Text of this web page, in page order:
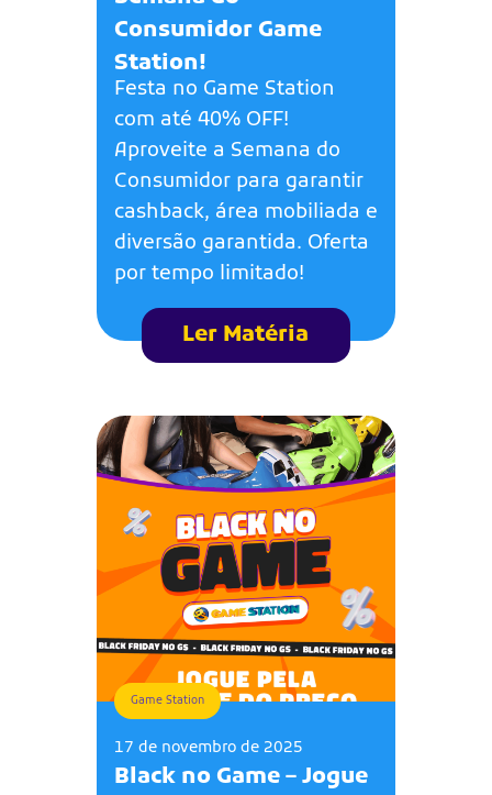
Consumidor Game
Station!
Festa no Game Station
com até 40% OFF!
Aproveite a Semana do
Consumidor para garantir
cashback, área mobiliada e
diversão garantida. Oferta
por tempo limitado!
Ler Matéria
Game Station
17 de novembro de 2025
Black no Game – Jogue